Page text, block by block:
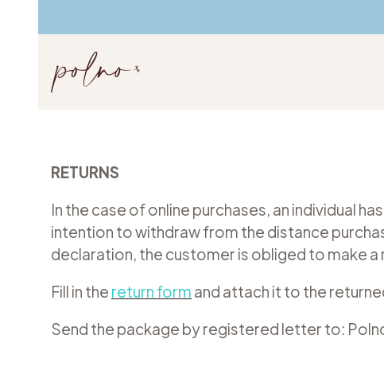
RETURNS
In the case of online purchases, an individual
intention to withdraw from the distance
declaration, the customer is obliged to make a
Fill in the return form and attach it to the
Send the package by registered letter to: